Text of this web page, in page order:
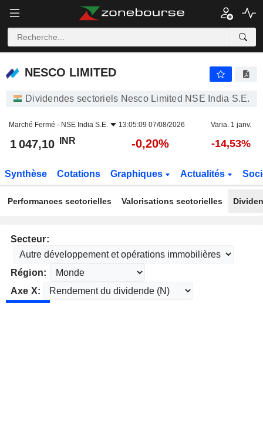
NESCO LIMITED
NESCO LIMITED
Dividendes sectoriels Nesco Limited NSE India S.E.
Marché Fermé - NSE India S.E. 13:05:09 07/08/2026 Varia. 1 janv.
1 047,10 INR -0,20% -14,53%
Synthèse Cotations Graphiques Actualités
Performances sectorielles Valorisations sectorielles
Secteur:
Région:
Axe X: